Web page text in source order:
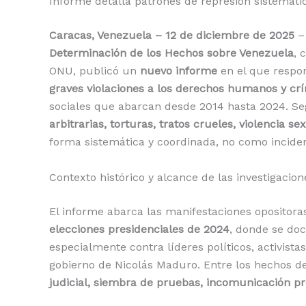
Caracas, Venezuela – 12 de diciembre de 2025
Determinación de los Hechos sobre Venezuela,
ONU, publicó un nuevo informe en el que
graves violaciones a los derechos humanos y
sociales que abarcan desde 2014 hasta 2024.
arbitrarias, torturas, tratos crueles, violencia
forma sistemática y coordinada, no como
Contexto histórico y alcance de las
El informe abarca las manifestaciones
elecciones presidenciales de 2024, donde se
especialmente contra líderes políticos,
gobierno de Nicolás Maduro. Entre los hechos
judicial, siembra de pruebas, incomunicación